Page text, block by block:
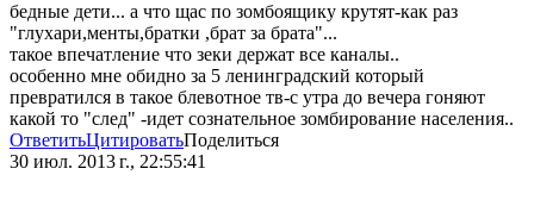
бедные дети... а что щас по зомбоящику крутят-как раз
"глухари,менты,братки ,брат за брата"...
такое впечатление что зеки держат все каналы..
особенно мне обидно за 5 ленинградский который
превратился в такое блевотное тв-с утра до вечера гоняют
какой то "след" -идет сознательное зомбирование населения..
ОтветитьЦитироватьПоделиться
30 июл. 2013 г., 22:55:41